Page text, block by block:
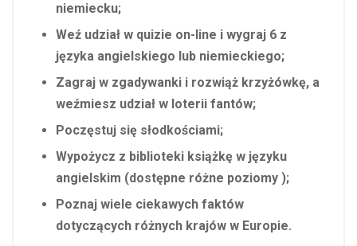
niemiecku;
Weź udział w quizie on-line i wygraj 6 z
języka angielskiego lub niemieckiego;
Zagraj w zgadywanki i rozwiąż krzyżówkę, a
weźmiesz udział w loterii fantów;
Poczęstuj się słodkościami;
Wypożycz z biblioteki książkę w języku
angielskim (dostępne różne poziomy );
Poznaj wiele ciekawych faktów
dotyczących różnych krajów w Europie.